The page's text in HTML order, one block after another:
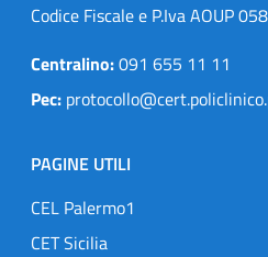
Codice Fiscale e P.Iva AOUP
Centralino:091 655 11 11
Pec:
PAGINE UTILI
CEL Palermo1
CET Sicilia